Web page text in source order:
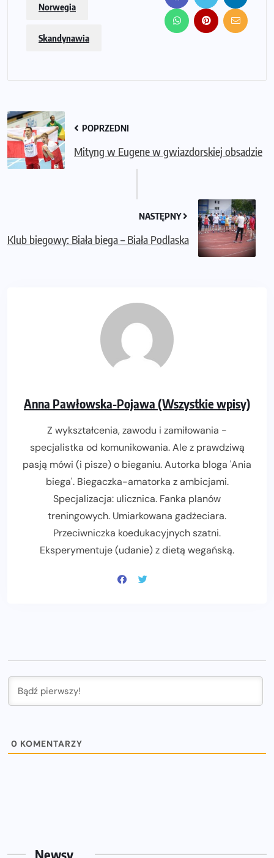
Norwegia
Skandynawia
POPRZEDNI
Mityng w Eugene w gwiazdorskiej obsadzie
NASTĘPNY
Klub biegowy: Biała biega – Biała Podlaska
Anna Pawłowska-Pojawa (Wszystkie wpisy)
Z wykształcenia, zawodu i zamiłowania -
specjalistka od komunikowania. Ale z prawdziwą
pasją mówi (i pisze) o bieganiu. Autorka bloga 'Ania
biega'. Biegaczka-amatorka z ambicjami.
Specjalizacja: ulicznica. Fanka planów
treningowych. Umiarkowana gadżeciara.
Przeciwniczka koedukacyjnych szatni.
Eksperymentuje (udanie) z dietą wegańską.
0 KOMENTARZY
Newsy